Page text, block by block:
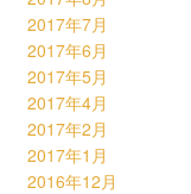
2017年7月
2017年6月
2017年5月
2017年4月
2017年2月
2017年1月
2016年12月